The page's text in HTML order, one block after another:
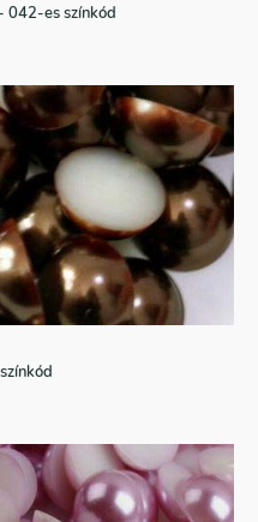
042-es színkód